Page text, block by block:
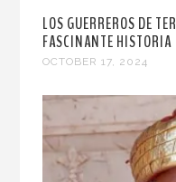
LOS GUERREROS DE
FASCINANTE HISTORIA
OCTOBER 17, 2024